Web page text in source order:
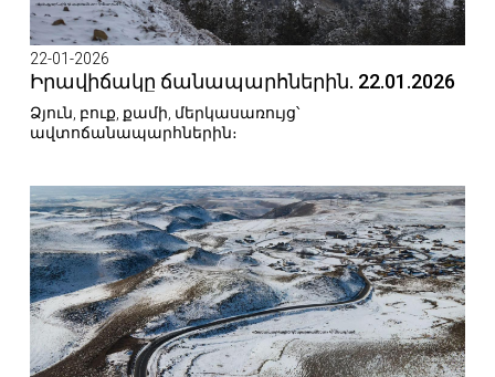
22-01-2026
Իրավիճակը ճանապարհներին. 22.01.2026
Ձյուն, բուք, քամի, մերկասառույց՝
ավտոճանապարհներին։